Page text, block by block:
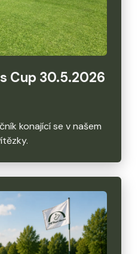
Cup 30.5.2026
konající se v našem